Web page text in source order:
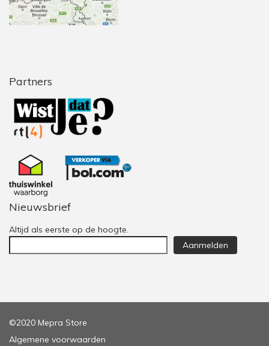
Partners
Nieuwsbrief
Altijd als eerste op de hoogte.
Aanmelden
©2020 Mepra Store
Algemene voorwaarden